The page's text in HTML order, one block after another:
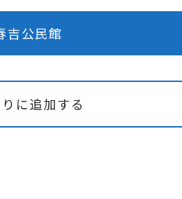
吉公民館
に追加する